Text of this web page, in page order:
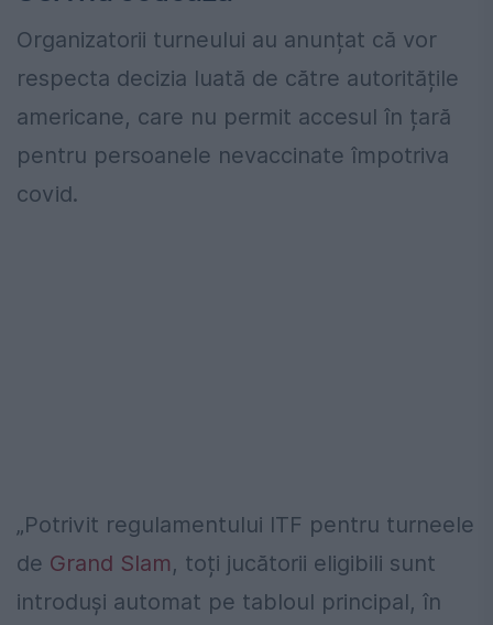
Organizatorii turneului au anunțat că vor
respecta decizia luată de către autoritățile
americane, care nu permit accesul în țară
pentru persoanele nevaccinate împotriva
covid.
„Potrivit regulamentului ITF pentru turneele
de Grand Slam, toți jucătorii eligibili sunt
introduși automat pe tabloul principal, în